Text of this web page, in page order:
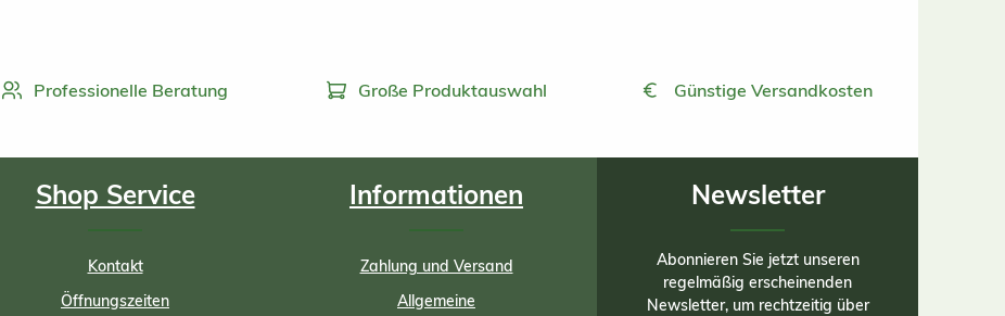
Professionelle Beratung Große Produktauswahl Günstige Versandkosten
Shop Service
Kontakt
Öffnungszeiten
Informationen
Zahlung und Versand
Allgemeine
Newsletter
Abonnieren Sie jetzt unseren
regelmäßig erscheinenden
Newsletter, um rechtzeitig über